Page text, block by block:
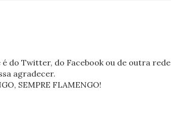
do Twitter, do Facebook ou de outra rede
agradecer.
SEMPRE FLAMENGO!